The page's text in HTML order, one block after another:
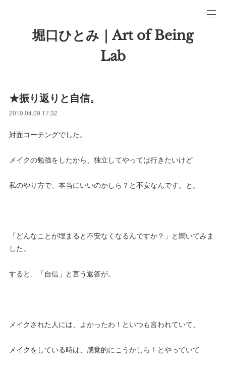
堀口ひとみ｜Art of Being
Lab
★振り返りと自信。
2010.04.09 17:32
対面コーチングでした。
メイクの勉強をしたから、独立してやっては行きたいけど
私のやり方で、本当にいいのかしら？と不安なんです。と。
「どんなことが埋まると不安なくなるんですか？」と聞いてみま
した。
すると、「自信」と言う返答が。
メイクされた人には、よかったわ！といつも言われていて、
メイクをしている時は、感覚的にこうかしら！とやっていて